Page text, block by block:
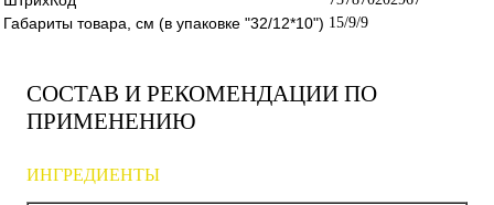
Габариты товара, см (в упаковке "32/12*10") 15/9/9
СОСТАВ И РЕКОМЕНДАЦИИ ПО
ПРИМЕНЕНИЮ
ИНГРЕДИЕНТЫ